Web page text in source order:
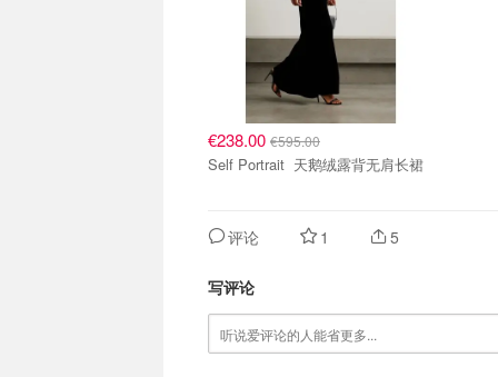
€238.00 €595.00
Self Portrait 天鹅绒露背无肩长裙
评论 1 5
写评论